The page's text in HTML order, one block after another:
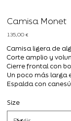
Camisa Monet
Precio
135,00 €
Camisa ligera de
Corte amplio y
Cierre frontal con
Un poco más larga
Espalda con
Size